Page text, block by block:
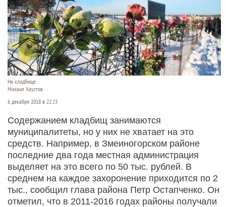
На кладбище.
Михаил Хаустов
6 декабря 2018 в 22:23
Содержанием кладбищ занимаются
муниципалитеты, но у них не хватает на это
средств. Например, в Змеиногорском районе
последние два года местная администрация
выделяет на это всего по 50 тыс. рублей. В
среднем на каждое захоронение приходится по 2
тыс., сообщил глава района Петр Остапченко. Он
отметил, что в 2011-2016 годах районы получали